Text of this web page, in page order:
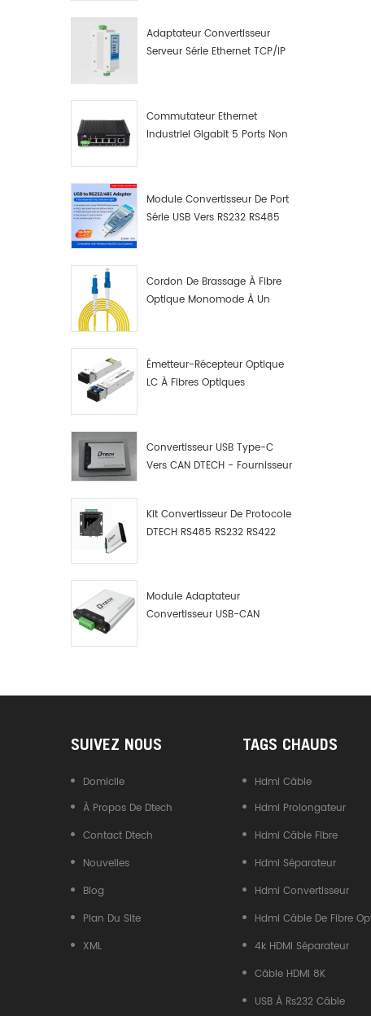
Adaptateur Convertisseur
Serveur Série Ethernet TCP/IP
Commutateur Ethernet
Industriel Gigabit 5 Ports Non
Module Convertisseur De Port
Série USB Vers RS232 RS485
Cordon De Brassage À Fibre
Optique Monomode À Un
Émetteur-Récepteur Optique
LC À Fibres Optiques
Convertisseur USB Type-C
Vers CAN DTECH - Fournisseur
Kit Convertisseur De Protocole
DTECH RS485 RS232 RS422
Module Adaptateur
Convertisseur USB-CAN
SUIVEZ NOUS
Domicile
À Propos De Dtech
Contact Dtech
Nouvelles
Blog
Plan Du Site
XML
TAGS CHAUDS
Hdmi Câble
Hdmi Prolongateur
Hdmi Câble Fibre
Hdmi Séparateur
Hdmi Convertisseur
Hdmi Câble De Fibre
4k HDMI Séparateur
Câble HDMI 8K
USB À Rs232 Câble